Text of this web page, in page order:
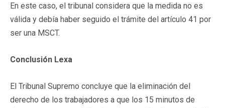
En este caso, el tribunal considera que la medida no es
válida y debía haber seguido el trámite del artículo 41 por
ser una MSCT.
Conclusión Lexa
El Tribunal Supremo concluye que la eliminación del
derecho de los trabajadores a que los 15 minutos de